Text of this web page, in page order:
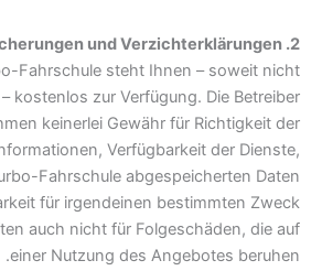
2. Vertragliche Zusicherungen und Verzichterklärungen
Fahrschule steht Ihnen – soweit nicht
kostenlos zur Verfügung. Die Betreiber
keinerlei Gewähr für Richtigkeit der
Verfügbarkeit der Dienste,
Fahrschule abgespeicherten Daten
für irgendeinen bestimmten Zweck.
auch nicht für Folgeschäden, die auf
einer Nutzung des Angebotes beruhen.